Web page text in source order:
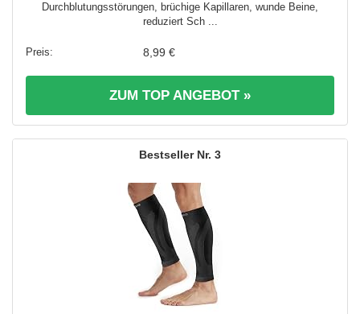
Durchblutungsstörungen, brüchige Kapillaren, wunde Beine,
reduziert Sch ...
8,99 €
ZUM TOP ANGEBOT »
3